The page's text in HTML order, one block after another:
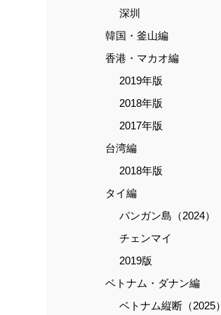
深圳
韓国・釜山編
香港・マカオ編
2019年版
2018年版
2017年版
台湾編
2018年版
タイ編
パンガン島（2024）
チェンマイ
2019版
ベトナム・ダナン編
ベトナム縦断（2025）